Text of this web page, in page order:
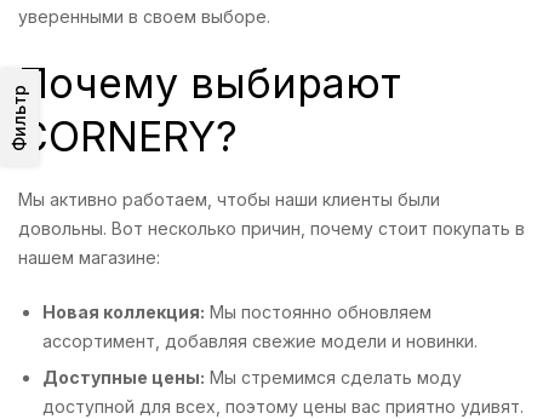
Фильтр
уверенными в своем выборе.
Почему выбирают
CORNERY?
Мы активно работаем, чтобы наши клиенты были
довольны. Вот несколько причин, почему стоит покупать в
нашем магазине:
Новая коллекция: Мы постоянно обновляем
ассортимент, добавляя свежие модели и новинки.
Доступные цены: Мы стремимся сделать моду
доступной для всех, поэтому цены вас приятно удивят.